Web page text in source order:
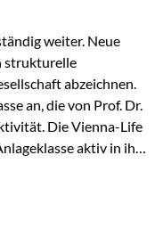
weiter. Neue
strukturelle
abzeichnen.
an, die von Prof. Dr.
Die Vienna-Life
aktiv in ihre
setzen? Die